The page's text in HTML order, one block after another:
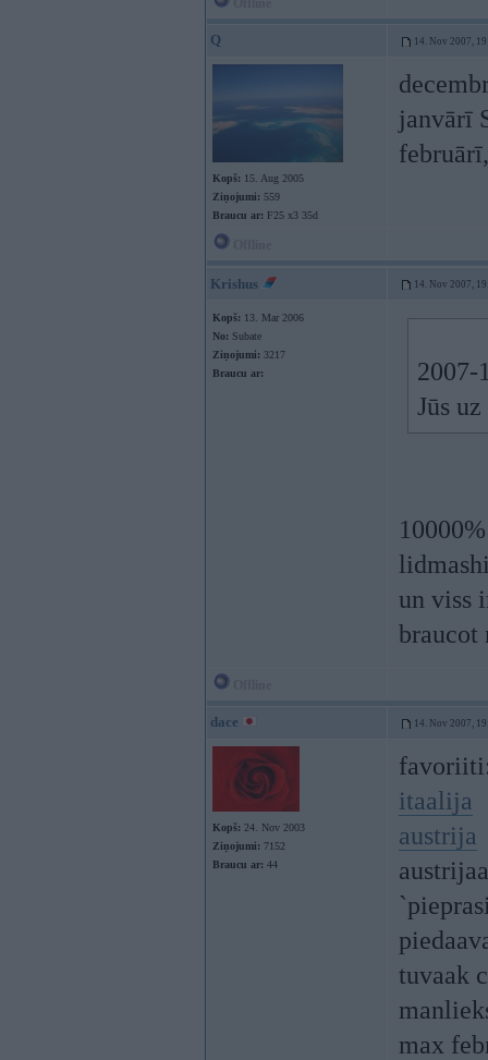
Q 14. Nov 2007,
Kopš: 15. Aug 2005
Ziņojumi: 559
Braucu ar: F25 x3 35d
janvārī
Krishus 14. Nov 2007,
Kopš: 13. Mar 2006
No: Subate
Ziņojumi: 3217
Braucu ar:
2007-
Jūs
un viss
braucot
dace 14. Nov 2007,
Kopš: 24. Nov 2003
Ziņojumi: 7152
Braucu ar: 44
itaalija
austrija
tuvaak
max